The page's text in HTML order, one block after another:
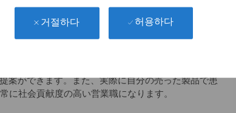
거절하다 허용하다
ど
整形のドクターで知らない人はほとんどいませ
案ができます。また、実際に自分の売った製品で患
に社会貢献度の高い営業職になります。